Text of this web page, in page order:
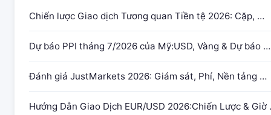
Chiến lược Giao dịch Tương quan Tiền tệ 2026: Cặp, …
Dự báo PPI tháng 7/2026 của Mỹ:USD, Vàng & Dự báo …
Đánh giá JustMarkets 2026: Giám sát, Phí, Nền tảng …
Hướng Dẫn Giao Dịch EUR/USD 2026:Chiến Lược & Giờ